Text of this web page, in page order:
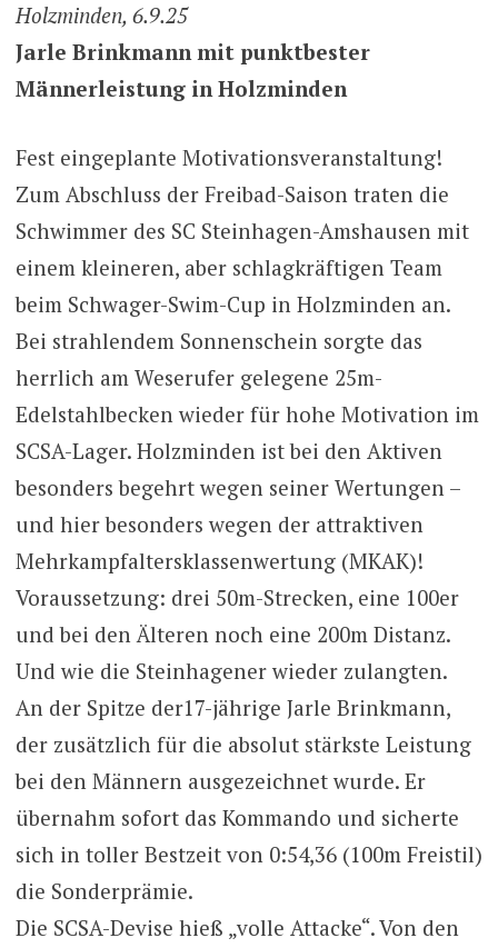
Holzminden, 6.9.25
Jarle Brinkmann mit punktbester
Männerleistung in Holzminden
Fest eingeplante Motivationsveranstaltung!
Zum Abschluss der Freibad-Saison traten die
Schwimmer des SC Steinhagen-Amshausen mit
einem kleineren, aber schlagkräftigen Team
beim Schwager-Swim-Cup in Holzminden an.
Bei strahlendem Sonnenschein sorgte das
herrlich am Weserufer gelegene 25m-
Edelstahlbecken wieder für hohe Motivation im
SCSA-Lager. Holzminden ist bei den Aktiven
besonders begehrt wegen seiner Wertungen –
und hier besonders wegen der attraktiven
Mehrkampfaltersklassenwertung (MKAK)!
Voraussetzung: drei 50m-Strecken, eine 100er
und bei den Älteren noch eine 200m Distanz.
Und wie die Steinhagener wieder zulangten.
An der Spitze der17-jährige Jarle Brinkmann,
der zusätzlich für die absolut stärkste Leistung
bei den Männern ausgezeichnet wurde. Er
übernahm sofort das Kommando und sicherte
sich in toller Bestzeit von 0:54,36 (100m Freistil)
die Sonderprämie.
Die SCSA-Devise hieß „volle Attacke“. Von den